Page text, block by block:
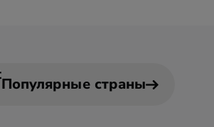
Популярные страны